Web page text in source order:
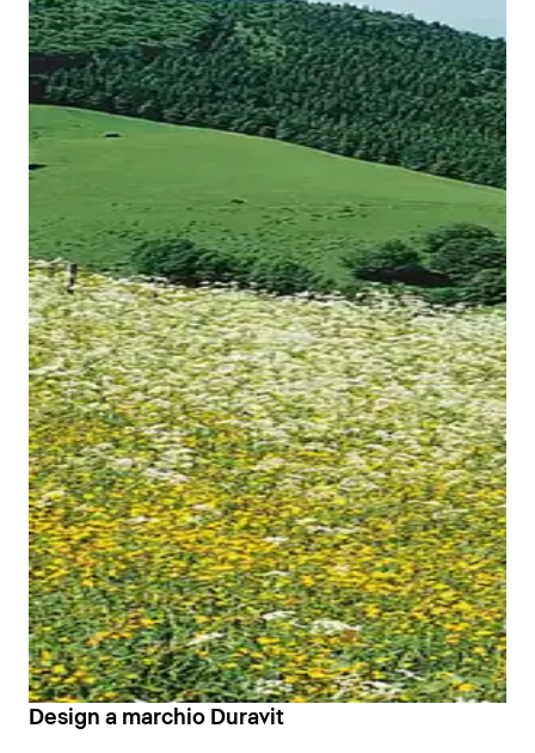
Design a marchio Duravit